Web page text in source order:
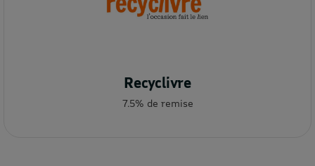
Recyclivre
7.5% de remise